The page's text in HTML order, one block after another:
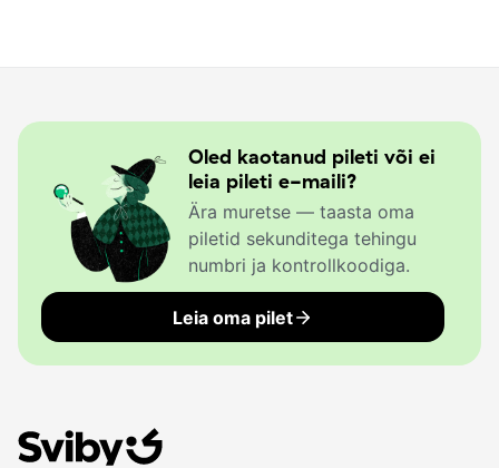
Oled kaotanud pileti või ei
leia pileti e-maili?
Ära muretse — taasta oma
piletid sekunditega tehingu
numbri ja kontrollkoodiga.
Leia oma pilet